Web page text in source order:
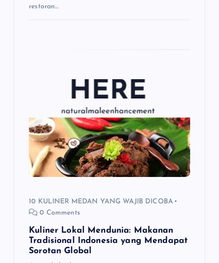
restoran…
10 KULINER MEDAN YANG WAJIB DICOBA
0 Comments
Kuliner Lokal Mendunia: Makanan
Tradisional Indonesia yang Mendapat
Sorotan Global